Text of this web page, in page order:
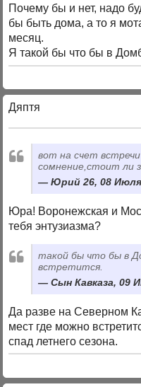
Почему бы и нет, надо
бы быть дома, а то я
месяц.
Я такой бы что бы в
Дяптя
вот на счет
сомнение,стоит ли
Юрий 26, 08 Июля
Юра! Воронежская и
тебя энтузиазма?
такой бы что бы в
встретится.
Сын Кавказа, 09
Да разве на Северном
мест где можно
спад летнего сезона.